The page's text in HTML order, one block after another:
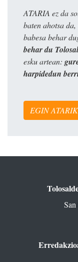
ATARIA ez da
baten ahotsa
babesa behar
behar du
esku artean:
harpidedun
EGIN